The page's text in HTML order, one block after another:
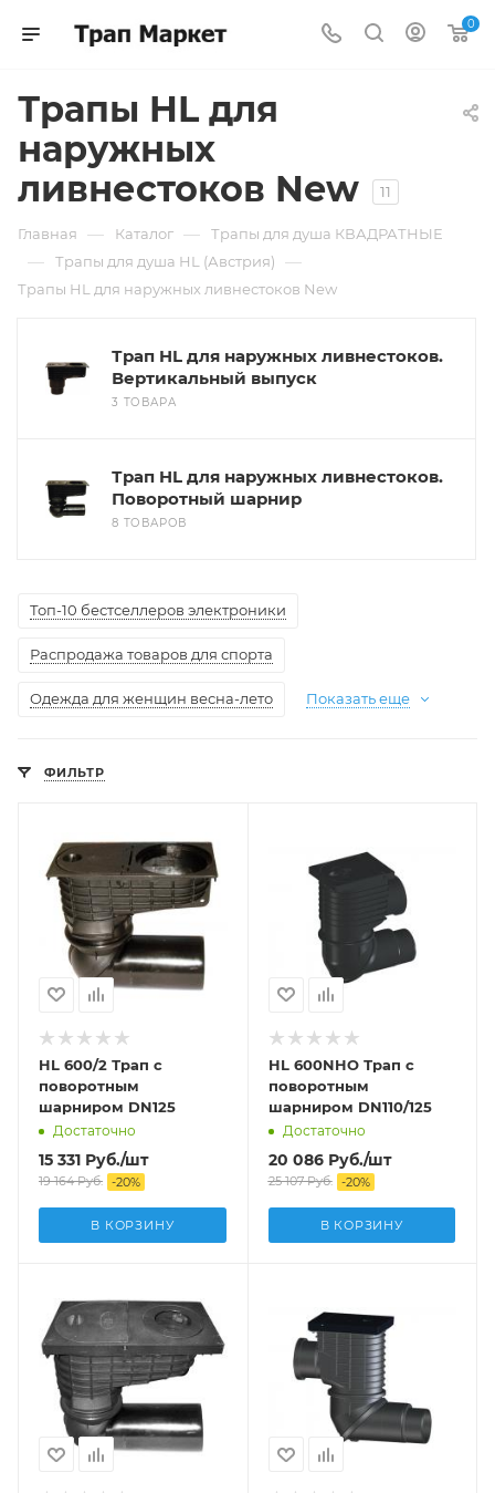
0
Трапы HL для
наружных
ливнестоков New
11
Главная — Каталог — Трапы для душа КВАДРАТНЫЕ
— Трапы для душа HL (Австрия) —
Трапы HL для наружных ливнестоков New
Трап HL для наружных ливнестоков.
Вертикальный выпуск
3 ТОВАРА
Трап HL для наружных ливнестоков.
Поворотный шарнир
8 ТОВАРОВ
Топ-10 бестселлеров электроники
Распродажа товаров для спорта
Одежда для женщин весна-лето Показать еще
ФИЛЬТР
HL 600/2 Трап с
поворотным
шарниром DN125
Достаточно
15 331 Руб./шт
19 164Руб. -20%
В КОРЗИНУ
HL 600NHO Трап с
поворотным
шарниром DN110/125
Достаточно
20 086Руб./шт
25 107Руб. -20%
В КОРЗИНУ